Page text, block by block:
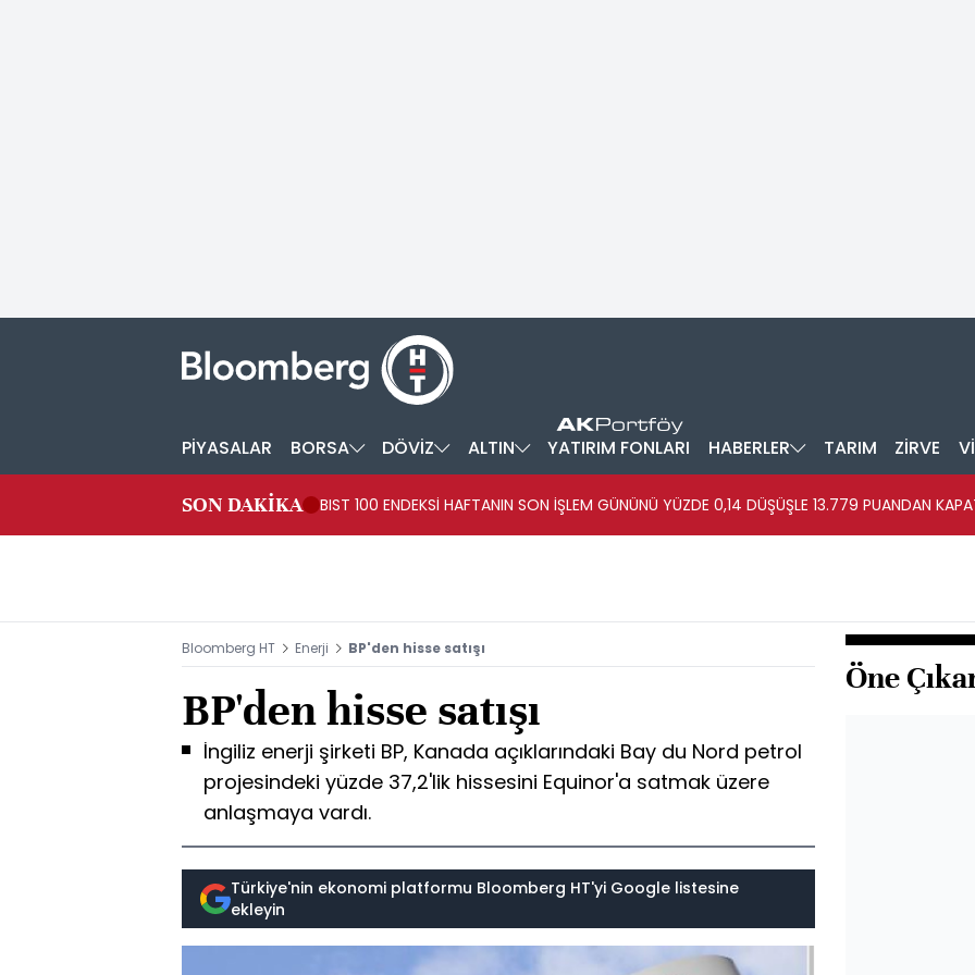
PİYASALAR BORSA DÖVİZ ALTIN YATIRIM FONLARI HABERLER TARIM ZİRVE
SON DAKİKA BIST 100 ENDEKSİ HAFTANIN SON İŞLEM GÜNÜNÜ YÜZDE 0,14 DÜŞÜŞLE 13.779 PUANDAN
Bloomberg HT Enerji BP'den hisse satışı
BP'den hisse satışı
İngiliz enerji şirketi BP, Kanada açıklarındaki Bay du Nord petrol
projesindeki yüzde 37,2'lik hissesini Equinor'a satmak üzere
anlaşmaya vardı.
Türkiye'nin ekonomi platformu Bloomberg HT'yi Google listesine
ekleyin
Öne